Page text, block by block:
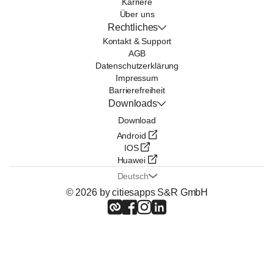
Über uns
Rechtliches
Kontakt & Support
AGB
Datenschutzerklärung
Impressum
Barrierefreiheit
Downloads
Download
Android
IOS
Huawei
Deutsch
© 2026 by citiesapps S&R GmbH